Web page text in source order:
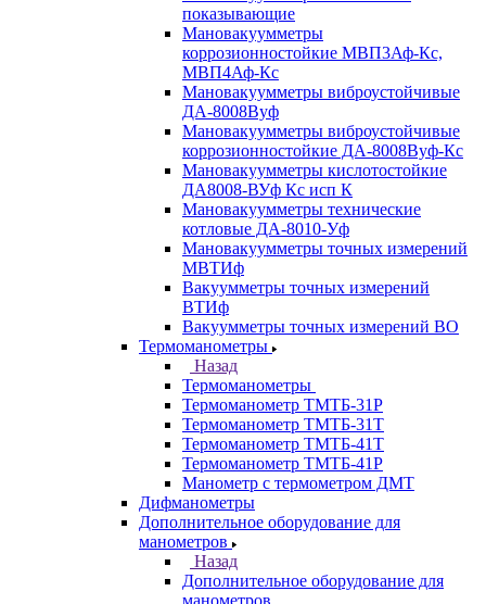
показывающие
Мановакуумметры
коррозионностойкие МВП3Аф-Кс,
МВП4Аф-Кс
Мановакуумметры виброустойчивые
ДА-8008Вуф
Мановакуумметры виброустойчивые
коррозионностойкие ДА-8008Вуф-Кс
Мановакуумметры кислотостойкие
ДА8008-ВУф Кс исп К
Мановакуумметры технические
котловые ДА-8010-Уф
Мановакуумметры точных измерений
МВТИф
Вакуумметры точных измерений
ВТИф
Вакуумметры точных измерений ВО
Термоманометры
Назад
Термоманометры
Термоманометр ТМТБ-31Р
Термоманометр ТМТБ-31Т
Термоманометр ТМТБ-41Т
Термоманометр ТМТБ-41Р
Манометр с термометром ДМТ
Дифманометры
Дополнительное оборудование для
манометров
Назад
Дополнительное оборудование для
манометров